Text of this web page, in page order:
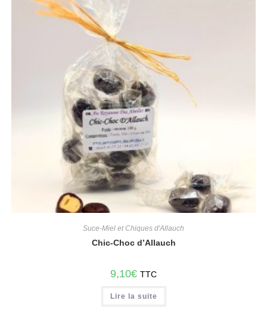
Suce-Miel et Chiques d'Allauch
Chic-Choc d’Allauch
9,10€ TTC
Lire la suite